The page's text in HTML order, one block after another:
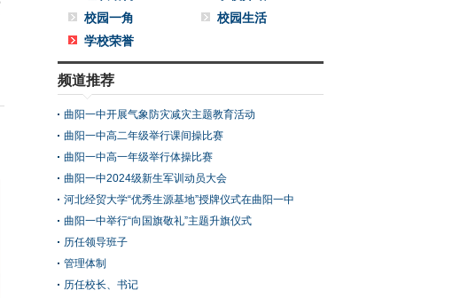
校园一角
校园生活
学校荣誉
频道推荐
曲阳一中开展气象防灾减灾主题教育活动
曲阳一中高二年级举行课间操比赛
曲阳一中高一年级举行体操比赛
曲阳一中2024级新生军训动员大会
河北经贸大学“优秀生源基地”授牌仪式在曲阳一中
曲阳一中举行“向国旗敬礼”主题升旗仪式
历任领导班子
管理体制
历任校长、书记